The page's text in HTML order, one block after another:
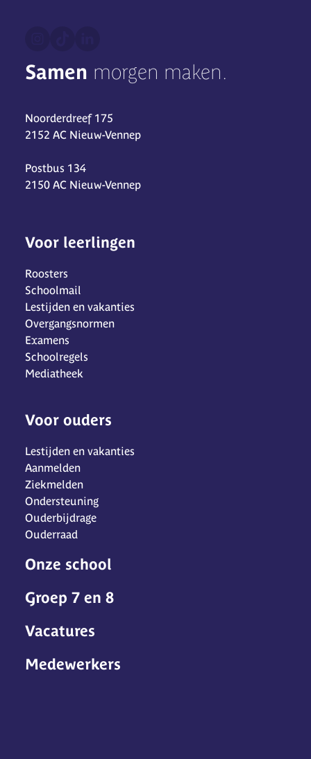
Samen morgen maken.
Noorderdreef 175
2152 AC Nieuw-Vennep
Postbus 134
2150 AC Nieuw-Vennep
Voor leerlingen
Roosters
Schoolmail
Lestijden en vakanties
Overgangsnormen
Examens
Schoolregels
Mediatheek
Voor ouders
Lestijden en vakanties
Aanmelden
Ziekmelden
Ondersteuning
Ouderbijdrage
Ouderraad
Onze school
Groep 7 en 8
Vacatures
Medewerkers